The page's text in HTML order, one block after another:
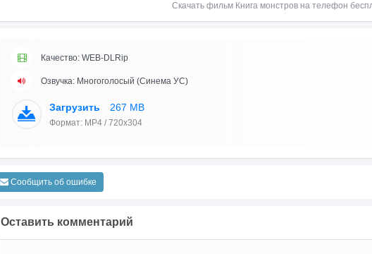
Скачать фильм Книга монстров на телефон
Качество: WEB-DLRip
Озвучка: Многоголосый (Синема УС)
Загрузить 267 MB
Формат: MP4 / 720x304
Сообщить об ошибке
Оставить комментарий